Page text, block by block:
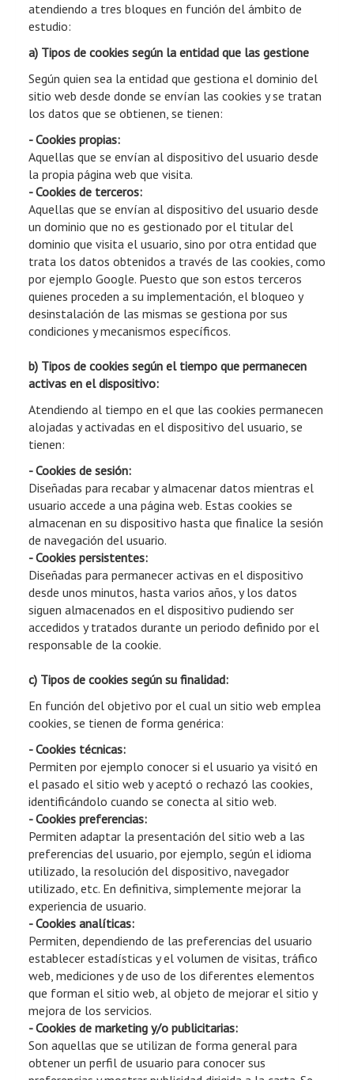
atendiendo a tres bloques en función del ámbito de
estudio:
a) Tipos de cookies según la entidad que las gestione
Según quien sea la entidad que gestiona el dominio del
sitio web desde donde se envían las cookies y se tratan
los datos que se obtienen, se tienen:
- Cookies propias:
Aquellas que se envían al dispositivo del usuario desde
la propia página web que visita.
- Cookies de terceros:
Aquellas que se envían al dispositivo del usuario desde
un dominio que no es gestionado por el titular del
dominio que visita el usuario, sino por otra entidad que
trata los datos obtenidos a través de las cookies, como
por ejemplo Google. Puesto que son estos terceros
quienes proceden a su implementación, el bloqueo y
desinstalación de las mismas se gestiona por sus
condiciones y mecanismos específicos.
b) Tipos de cookies según el tiempo que permanecen
activas en el dispositivo:
Atendiendo al tiempo en el que las cookies permanecen
alojadas y activadas en el dispositivo del usuario, se
tienen:
- Cookies de sesión:
Diseñadas para recabar y almacenar datos mientras el
usuario accede a una página web. Estas cookies se
almacenan en su dispositivo hasta que finalice la sesión
de navegación del usuario.
- Cookies persistentes:
Diseñadas para permanecer activas en el dispositivo
desde unos minutos, hasta varios años, y los datos
siguen almacenados en el dispositivo pudiendo ser
accedidos y tratados durante un periodo definido por el
responsable de la cookie.
c) Tipos de cookies según su finalidad:
En función del objetivo por el cual un sitio web emplea
cookies, se tienen de forma genérica:
- Cookies técnicas:
Permiten por ejemplo conocer si el usuario ya visitó en
el pasado el sitio web y aceptó o rechazó las cookies,
identificándolo cuando se conecta al sitio web.
- Cookies preferencias:
Permiten adaptar la presentación del sitio web a las
preferencias del usuario, por ejemplo, según el idioma
utilizado, la resolución del dispositivo, navegador
utilizado, etc. En definitiva, simplemente mejorar la
experiencia de usuario.
- Cookies analíticas:
Permiten, dependiendo de las preferencias del usuario
establecer estadísticas y el volumen de visitas, tráfico
web, mediciones y de uso de los diferentes elementos
que forman el sitio web, al objeto de mejorar el sitio y
mejora de los servicios.
- Cookies de marketing y/o publicitarias:
Son aquellas que se utilizan de forma general para
obtener un perfil de usuario para conocer sus